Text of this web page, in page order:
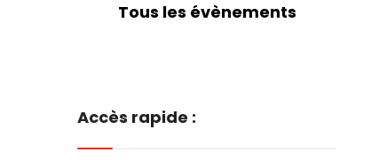
Tous les évènements
Accès rapide :